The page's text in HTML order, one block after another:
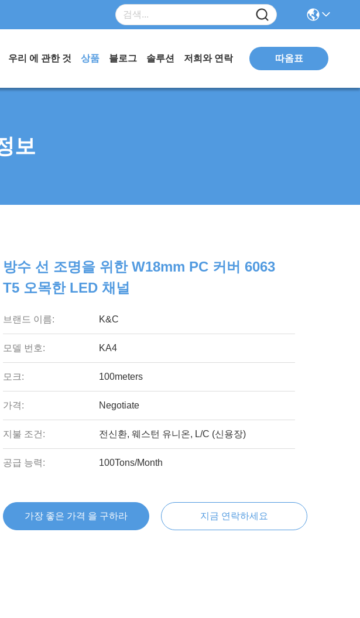
우리 에 관한 것 상품 블로그 솔루션 저희와 연락 따옴표
보
방수 선 조명을 위한 W18mm PC 커버 6063
T5 오목한 LED 채널
브랜드 이름: K&C
모델 번호: KA4
모크: 100meters
가격: Negotiate
지불 조건: 전신환, 웨스턴 유니온, L/C (신용장)
공급 능력: 100Tons/Month
가장 좋은 가격 을 구하라 지금 연락하세요